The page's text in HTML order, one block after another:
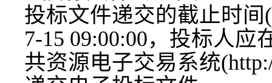
投标文件递交的截止时间
7-15 09:00:00，投标人应
共资源电子交易系统(